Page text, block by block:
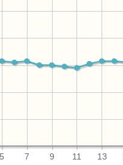
5 7 9 11 13